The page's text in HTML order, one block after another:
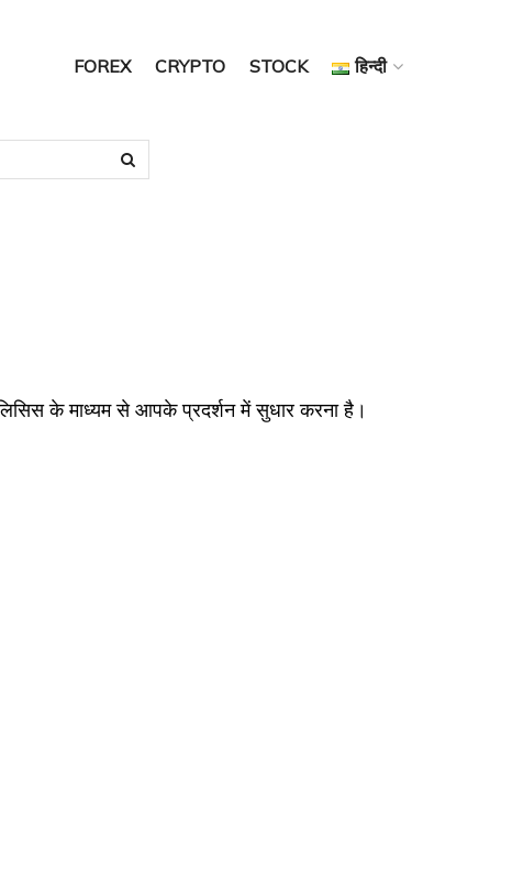
FOREX CRYPTO STOCK हिन्दी
के माध्यम से आपके प्रदर्शन में सुधार करना है।